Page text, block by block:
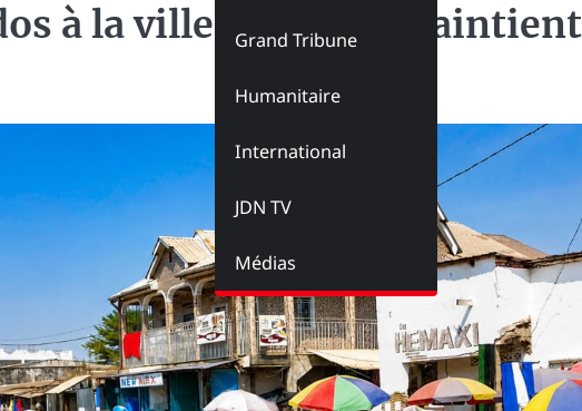
Grand Tribune
Humanitaire
International
JDN TV
Médias
à la ville morte et maintient